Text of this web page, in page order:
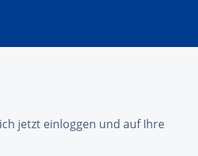
jetzt einloggen und auf Ihre